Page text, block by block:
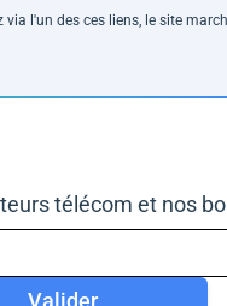
l'un des ces liens, le site
télécom et nos
Valider